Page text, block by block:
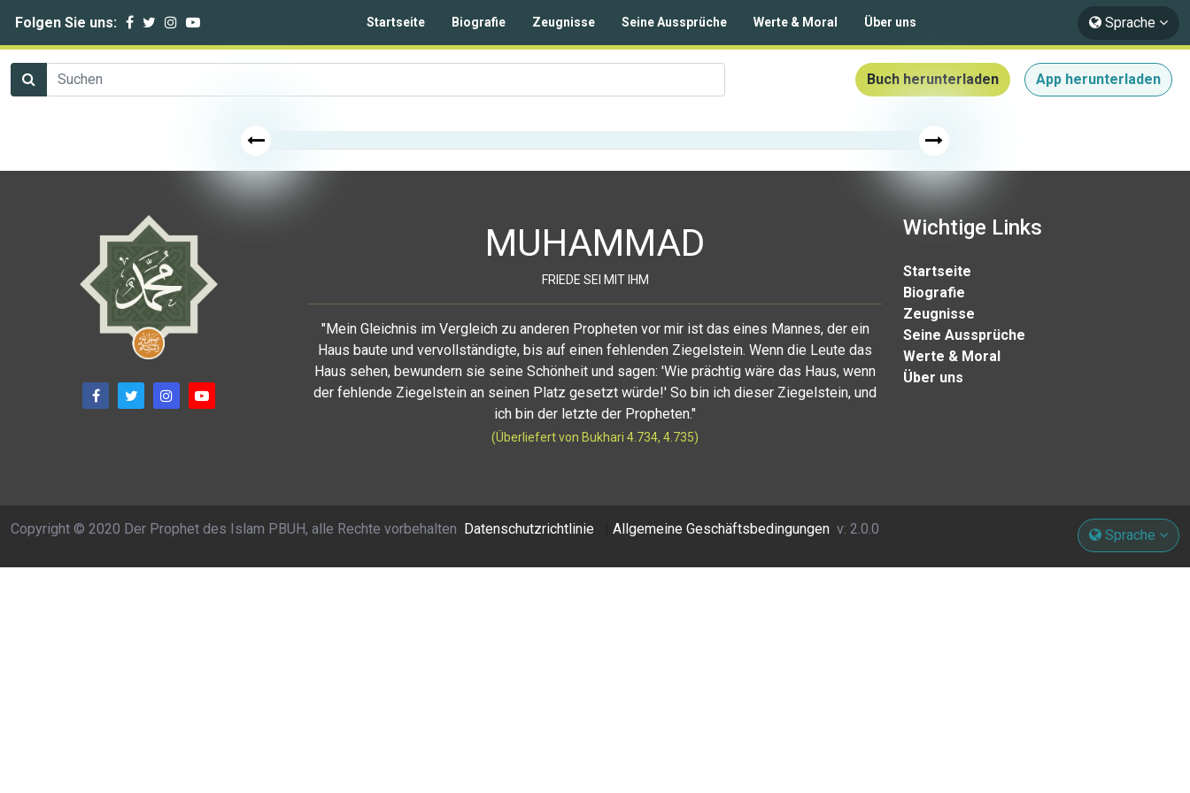
Folgen Sie uns: Startseite Biografie Zeugnisse Seine Aussprüche Werte & Moral Über uns Sprache
Buch herunterladen App herunterladen
MUHAMMAD
FRIEDE SEI MIT IHM
"Mein Gleichnis im Vergleich zu anderen Propheten vor mir ist das eines Mannes, der ein
Haus baute und vervollständigte, bis auf einen fehlenden Ziegelstein. Wenn die Leute das
Haus sehen, bewundern sie seine Schönheit und sagen: 'Wie prächtig wäre das Haus, wenn
der fehlende Ziegelstein an seinen Platz gesetzt würde!' So bin ich dieser Ziegelstein, und
ich bin der letzte der Propheten."
(Überliefert von Bukhari 4.734, 4.735)
Wichtige Links
Startseite
Biografie
Zeugnisse
Seine Aussprüche
Werte & Moral
Über uns
Copyright © 2020 Der Prophet des Islam PBUH, alle Rechte vorbehalten Datenschutzrichtlinie Allgemeine Geschäftsbedingungen v: 2.0.0 Sprache